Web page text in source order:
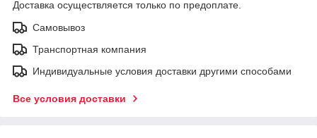
Доставка осуществляется только по предоплате.
Самовывоз
Транспортная компания
Индивидуальные условия доставки другими способами
Все условия доставки